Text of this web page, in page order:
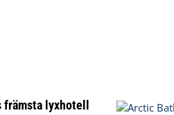
lyxhotell